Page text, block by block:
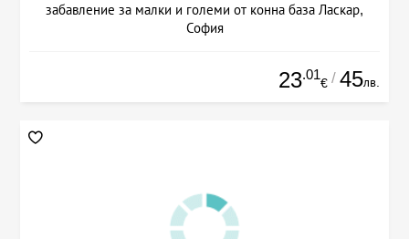
забавление за малки и големи от конна база Ласкар,
София
23.01
€ / 45лв.